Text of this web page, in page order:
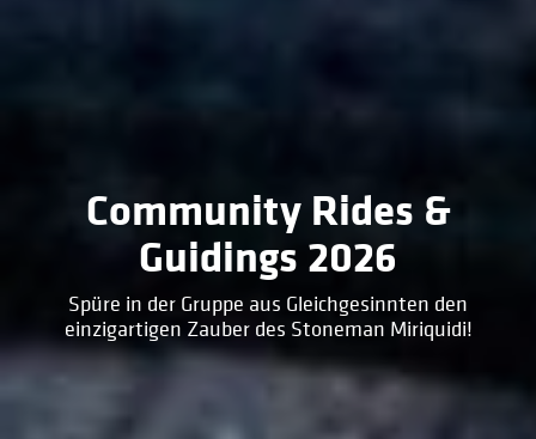
Community Rides &
Guidings 2026
Spüre in der Gruppe aus Gleichgesinnten den
einzigartigen Zauber des Stoneman Miriquidi!